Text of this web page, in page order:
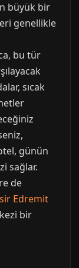
büyük bir
genellikle
bu tür
sıcak
günün
sağlar.
de
Edremit
bir